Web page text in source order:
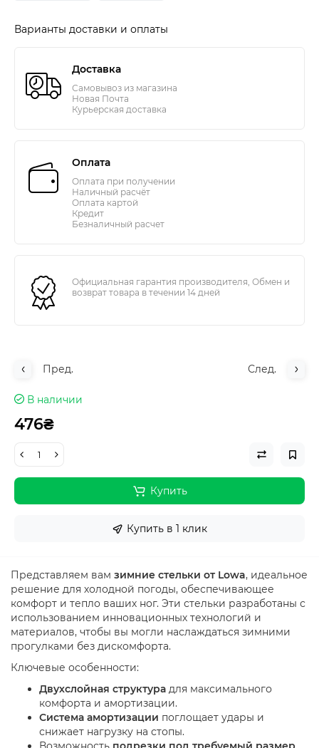
Варианты доставки и оплаты
Доставка
Самовывоз из магазина
Новая Почта
Курьерская доставка
Оплата
Оплата при получении
Наличный расчёт
Оплата картой
Кредит
Безналичный расчет
Официальная гарантия производителя, Обмен и
возврат товара в течении 14 дней
Пред. След.
В наличии
476₴
Купить
Купить в 1 клик
Представляем вам зимние стельки от Lowa, идеальное
решение для холодной погоды, обеспечивающее
комфорт и тепло ваших ног. Эти стельки разработаны с
использованием инновационных технологий и
материалов, чтобы вы могли наслаждаться зимними
прогулками без дискомфорта.
Ключевые особенности:
Двухслойная структура для максимального
комфорта и амортизации.
Система амортизации поглощает удары и
снижает нагрузку на стопы.